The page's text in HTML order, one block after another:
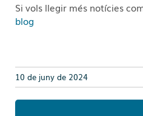
Si vols llegir més notícies
blog
10 de juny de 2024